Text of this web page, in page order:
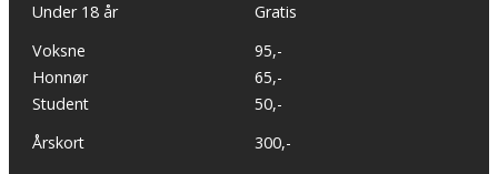
Under 18 år
Gratis
Voksne
Honnør
Student
95,-
65,-
50,-
Årskort
300,-